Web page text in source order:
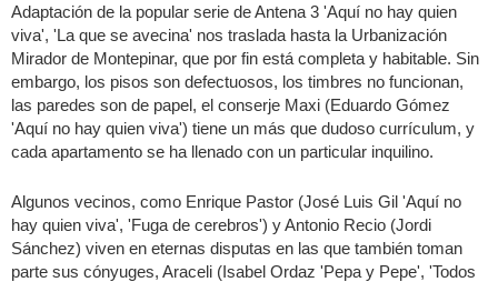
Adaptación de la popular serie de Antena 3 'Aquí no hay quien
viva', 'La que se avecina' nos traslada hasta la Urbanización
Mirador de Montepinar, que por fin está completa y habitable. Sin
embargo, los pisos son defectuosos, los timbres no funcionan,
las paredes son de papel, el conserje Maxi (Eduardo Gómez
'Aquí no hay quien viva') tiene un más que dudoso currículum, y
cada apartamento se ha llenado con un particular inquilino.
Algunos vecinos, como Enrique Pastor (José Luis Gil 'Aquí no
hay quien viva', 'Fuga de cerebros') y Antonio Recio (Jordi
Sánchez) viven en eternas disputas en las que también toman
parte sus cónyuges, Araceli (Isabel Ordaz 'Pepa y Pepe', 'Todos